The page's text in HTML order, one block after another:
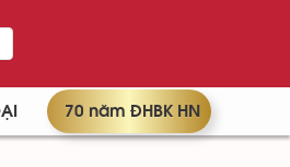
70 năm ĐHBK HN